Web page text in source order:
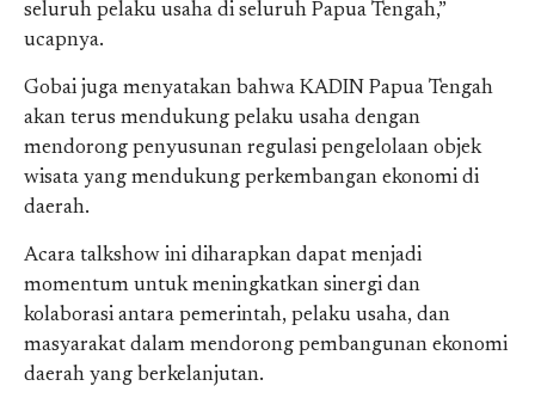
seluruh pelaku usaha di seluruh Papua Tengah,”
ucapnya.
Gobai juga menyatakan bahwa KADIN Papua Tengah
akan terus mendukung pelaku usaha dengan
mendorong penyusunan regulasi pengelolaan objek
wisata yang mendukung perkembangan ekonomi di
daerah.
Acara talkshow ini diharapkan dapat menjadi
momentum untuk meningkatkan sinergi dan
kolaborasi antara pemerintah, pelaku usaha, dan
masyarakat dalam mendorong pembangunan ekonomi
daerah yang berkelanjutan.